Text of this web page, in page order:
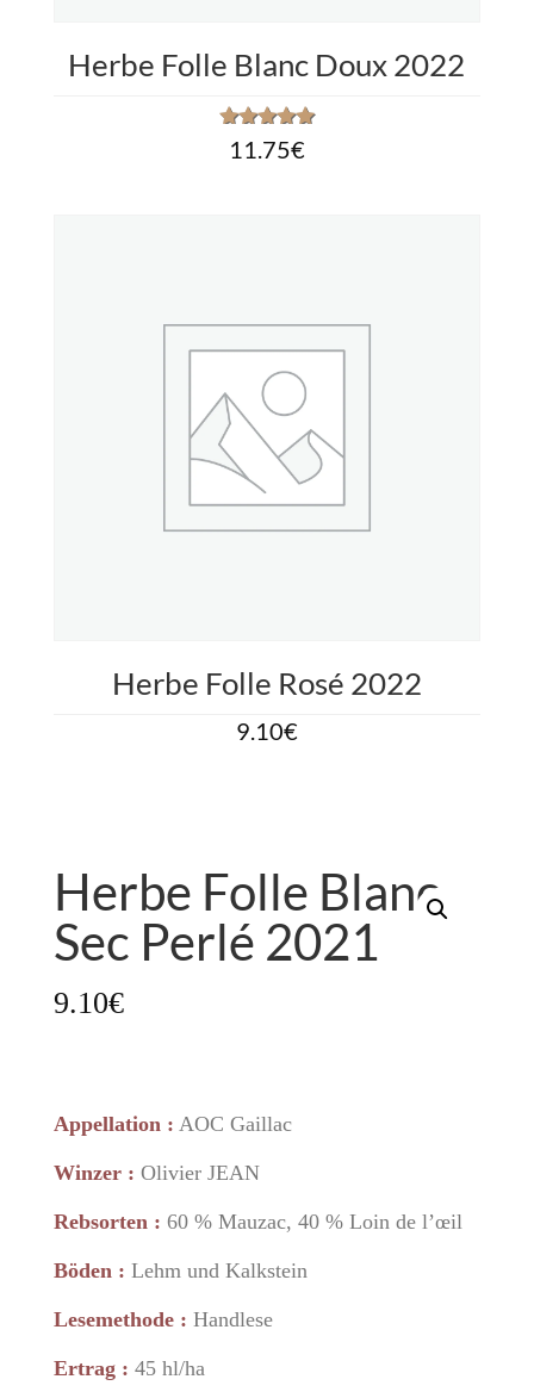
Herbe Folle Blanc Doux 2022
11.75€
Herbe Folle Rosé 2022
9.10€
Herbe Folle Blanc
Sec Perlé 2021
9.10€
Appellation : AOC Gaillac
Winzer : Olivier JEAN
Rebsorten : 60 % Mauzac, 40 % Loin de l’œil
Böden : Lehm und Kalkstein
Lesemethode : Handlese
Ertrag : 45 hl/ha